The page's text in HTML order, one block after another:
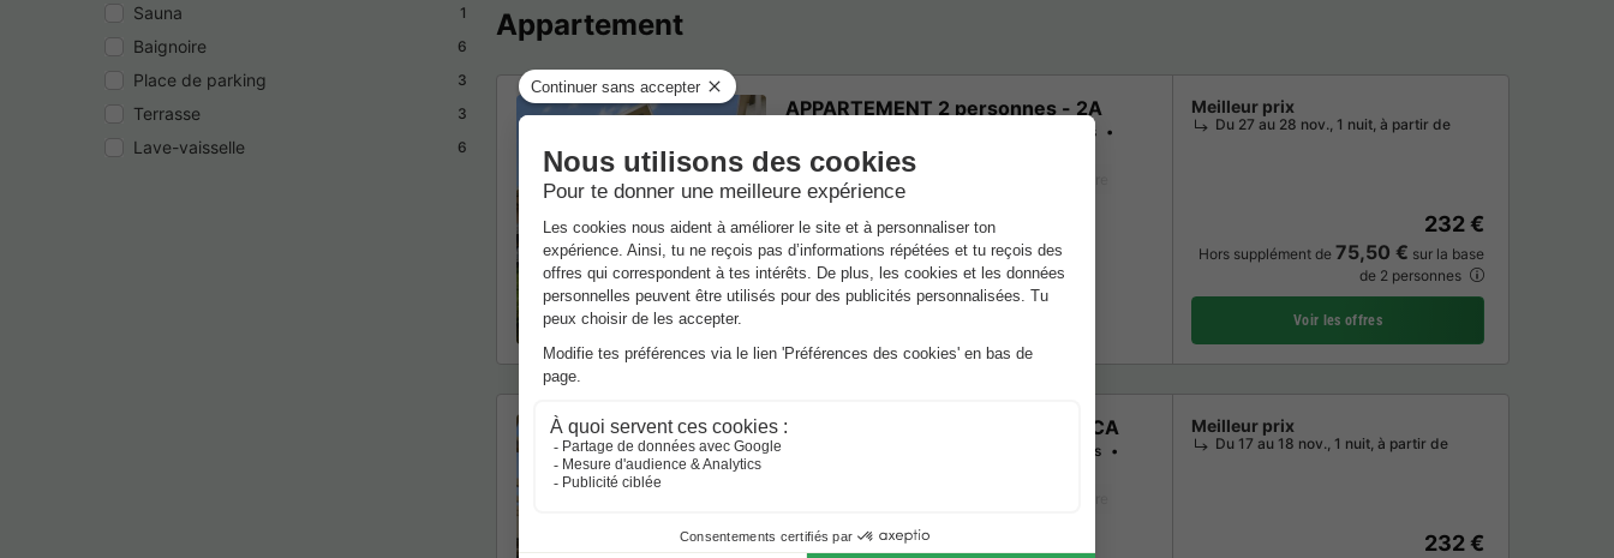
Sauna 1
Baignoire 6
Place de parking 3
Terrasse 3
Lave-vaisselle 6
Appartement
APPARTEMENT 2 personnes - 2A
1 Chambres
1 Sdb
Accès wifi
En savoir plus
Meilleur prix
Du 27 au 28 nov., 1 nuit, à partir de
232 €
Hors supplément de 75,50 € sur la base
de 2 personnes
Voir les offres
APPARTEMENT 4 personnes - 4CA
2 Chambres
En savoir plus
Meilleur prix
Du 17 au 18 nov., 1 nuit, à partir de
232 €